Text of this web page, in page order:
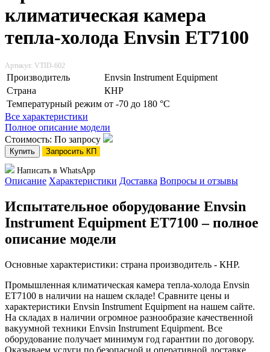
климатическая камера
тепла-холода Envsin ET7100
Артикул: VTID-602
Производитель
Envsin Instrument Equipment
Страна
КНР
Температурный режим от -70 до 180 °С
Все характеристики
Полное описание модели
Стоимость: По запросу
Купить Запросить КП
Написать в WhatsApp
Описание Характеристики Доставка Вопросы и отзывы
Испытательное оборудование Envsin
Instrument Equipment ET7100 – полное
описание модели
Основные характеристики: страна производитель - КНР.
Промышленная климатическая камера тепла-холода Envsin
ET7100 в наличии на нашем складе! Сравните цены и
характеристики Envsin Instrument Equipment на нашем сайте.
На складах в наличии огромное разнообразие качественной
вакуумной техники Envsin Instrument Equipment. Все
оборудование получает минимум год гарантии по договору.